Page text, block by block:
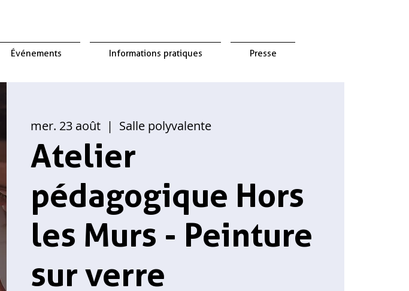
Événements Informations pratiques Presse
mer. 23 août
  |
Salle polyvalente
Atelier
pédagogique Hors
les Murs - Peinture
sur verre